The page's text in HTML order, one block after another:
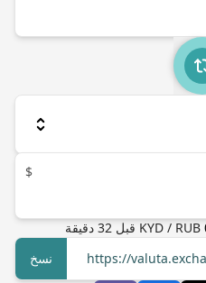
$
KYD / RUB قبل 32 دقيقة
https://
نسخ